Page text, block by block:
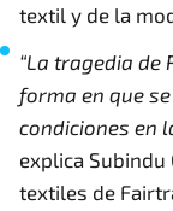
textil y de la
“La tragedia de
forma en que
condiciones en
explica
textiles de